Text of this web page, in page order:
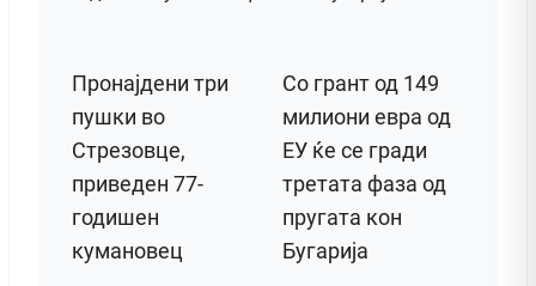
Пронајдени три
пушки во
Стрезовце,
приведен 77-
годишен
кумановец
Со грант од 149
милиони евра од
ЕУ ќе се гради
третата фаза од
пругата кон
Бугарија